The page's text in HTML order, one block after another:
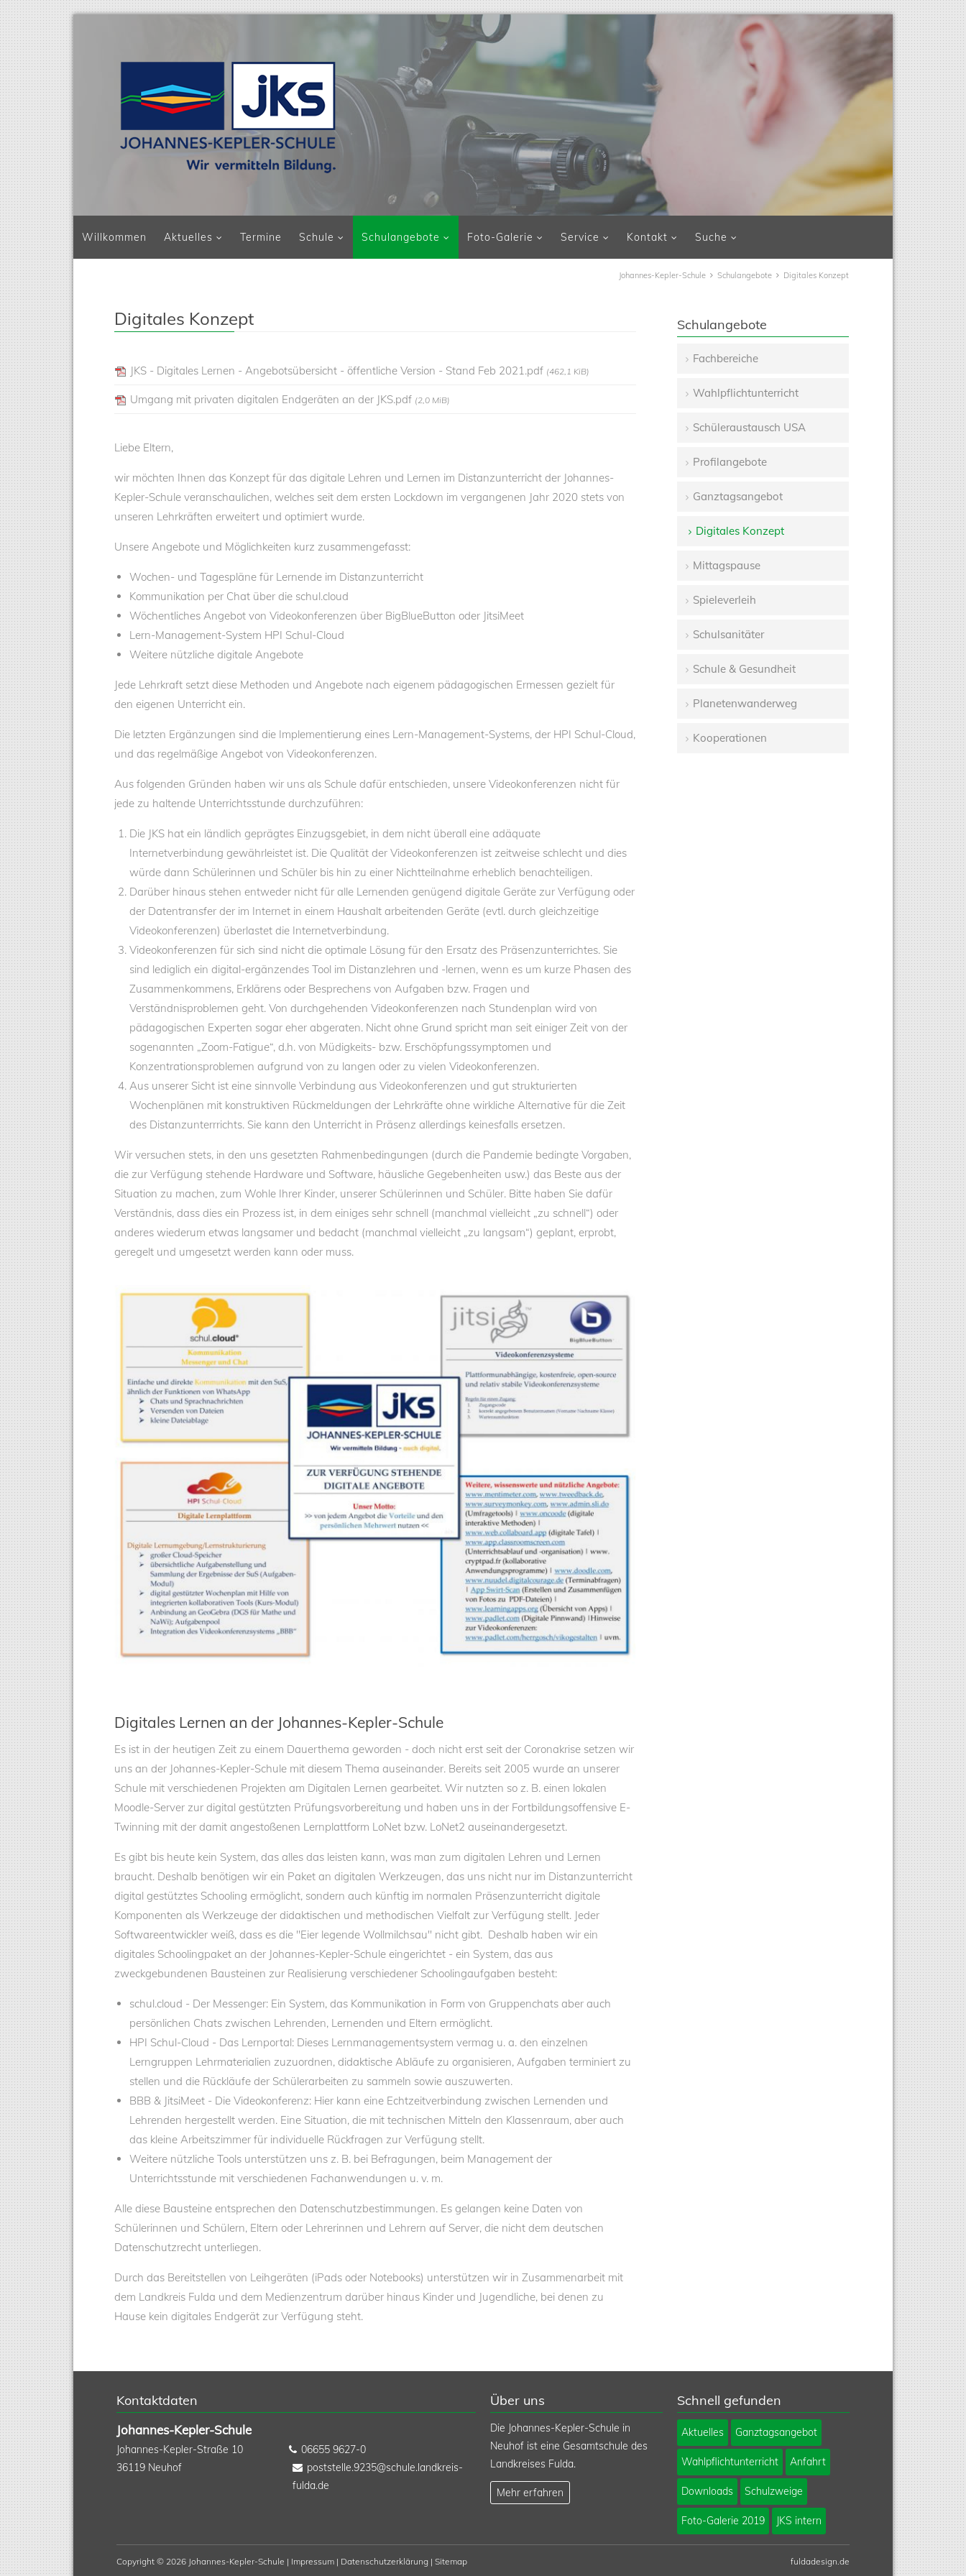
Navigation überspringen
Willkommen Aktuelles Termine Schule Schulangebote Foto-Galerie Service Kontakt Suche
Johannes-Kepler-Schule Schulangebote Digitales Konzept
Digitales Konzept
JKS - Digitales Lernen - Angebotsübersicht - öffentliche Version - Stand Feb 2021.pdf (462,1 KiB)
Umgang mit privaten digitalen Endgeräten an der JKS.pdf (2,0 MiB)
Liebe Eltern,
wir möchten Ihnen das Konzept für das digitale Lehren und Lernen im Distanzunterricht der Johannes-
Kepler-Schule veranschaulichen, welches seit dem ersten Lockdown im vergangenen Jahr 2020 stets von
unseren Lehrkräften erweitert und optimiert wurde.
Unsere Angebote und Möglichkeiten kurz zusammengefasst:
Wochen- und Tagespläne für Lernende im Distanzunterricht
Kommunikation per Chat über die schul.cloud
Wöchentliches Angebot von Videokonferenzen über BigBlueButton oder JitsiMeet
Lern-Management-System HPI Schul-Cloud
Weitere nützliche digitale Angebote
Jede Lehrkraft setzt diese Methoden und Angebote nach eigenem pädagogischen Ermessen gezielt für
den eigenen Unterricht ein.
Die letzten Ergänzungen sind die Implementierung eines Lern-Management-Systems, der HPI Schul-Cloud,
und das regelmäßige Angebot von Videokonferenzen.
Aus folgenden Gründen haben wir uns als Schule dafür entschieden, unsere Videokonferenzen nicht für
jede zu haltende Unterrichtsstunde durchzuführen:
Die JKS hat ein ländlich geprägtes Einzugsgebiet, in dem nicht überall eine adäquate
Internetverbindung gewährleistet ist. Die Qualität der Videokonferenzen ist zeitweise schlecht und dies
würde dann Schülerinnen und Schüler bis hin zu einer Nichtteilnahme erheblich benachteiligen.
Darüber hinaus stehen entweder nicht für alle Lernenden genügend digitale Geräte zur Verfügung oder
der Datentransfer der im Internet in einem Haushalt arbeitenden Geräte (evtl. durch gleichzeitige
Videokonferenzen) überlastet die Internetverbindung.
Videokonferenzen für sich sind nicht die optimale Lösung für den Ersatz des Präsenzunterrichtes. Sie
sind lediglich ein digital-ergänzendes Tool im Distanzlehren und -lernen, wenn es um kurze Phasen des
Zusammenkommens, Erklärens oder Besprechens von Aufgaben bzw. Fragen und
Verständnisproblemen geht. Von durchgehenden Videokonferenzen nach Stundenplan wird von
pädagogischen Experten sogar eher abgeraten. Nicht ohne Grund spricht man seit einiger Zeit von der
sogenannten „Zoom-Fatigue“, d.h. von Müdigkeits- bzw. Erschöpfungssymptomen und
Konzentrationsproblemen aufgrund von zu langen oder zu vielen Videokonferenzen.
Aus unserer Sicht ist eine sinnvolle Verbindung aus Videokonferenzen und gut strukturierten
Wochenplänen mit konstruktiven Rückmeldungen der Lehrkräfte ohne wirkliche Alternative für die Zeit
des Distanzunterrrichts. Sie kann den Unterricht in Präsenz allerdings keinesfalls ersetzen.
Wir versuchen stets, in den uns gesetzten Rahmenbedingungen (durch die Pandemie bedingte Vorgaben,
die zur Verfügung stehende Hardware und Software, häusliche Gegebenheiten usw.) das Beste aus der
Situation zu machen, zum Wohle Ihrer Kinder, unserer Schülerinnen und Schüler. Bitte haben Sie dafür
Verständnis, dass dies ein Prozess ist, in dem einiges sehr schnell (manchmal vielleicht „zu schnell“) oder
anderes wiederum etwas langsamer und bedacht (manchmal vielleicht „zu langsam“) geplant, erprobt,
geregelt und umgesetzt werden kann oder muss.
Digitales Lernen an der Johannes-Kepler-Schule
Es ist in der heutigen Zeit zu einem Dauerthema geworden - doch nicht erst seit der Coronakrise setzen wir
uns an der Johannes-Kepler-Schule mit diesem Thema auseinander. Bereits seit 2005 wurde an unserer
Schule mit verschiedenen Projekten am Digitalen Lernen gearbeitet. Wir nutzten so z. B. einen lokalen
Moodle-Server zur digital gestützten Prüfungsvorbereitung und haben uns in der Fortbildungsoffensive E-
Twinning mit der damit angestoßenen Lernplattform LoNet bzw. LoNet2 auseinandergesetzt.
Es gibt bis heute kein System, das alles das leisten kann, was man zum digitalen Lehren und Lernen
braucht. Deshalb benötigen wir ein Paket an digitalen Werkzeugen, das uns nicht nur im Distanzunterricht
digital gestütztes Schooling ermöglicht, sondern auch künftig im normalen Präsenzunterricht digitale
Komponenten als Werkzeuge der didaktischen und methodischen Vielfalt zur Verfügung stellt. Jeder
Softwareentwickler weiß, dass es die "Eier legende Wollmilchsau" nicht gibt. Deshalb haben wir ein
digitales Schoolingpaket an der Johannes-Kepler-Schule eingerichtet - ein System, das aus
zweckgebundenen Bausteinen zur Realisierung verschiedener Schoolingaufgaben besteht:
schul.cloud - Der Messenger: Ein System, das Kommunikation in Form von Gruppenchats aber auch
persönlichen Chats zwischen Lehrenden, Lernenden und Eltern ermöglicht.
HPI Schul-Cloud - Das Lernportal: Dieses Lernmanagementsystem vermag u. a. den einzelnen
Lerngruppen Lehrmaterialien zuzuordnen, didaktische Abläufe zu organisieren, Aufgaben terminiert zu
stellen und die Rückläufe der Schülerarbeiten zu sammeln sowie auszuwerten.
BBB & JitsiMeet - Die Videokonferenz: Hier kann eine Echtzeitverbindung zwischen Lernenden und
Lehrenden hergestellt werden. Eine Situation, die mit technischen Mitteln den Klassenraum, aber auch
das kleine Arbeitszimmer für individuelle Rückfragen zur Verfügung stellt.
Weitere nützliche Tools unterstützen uns z. B. bei Befragungen, beim Management der
Unterrichtsstunde mit verschiedenen Fachanwendungen u. v. m.
Alle diese Bausteine entsprechen den Datenschutzbestimmungen. Es gelangen keine Daten von
Schülerinnen und Schülern, Eltern oder Lehrerinnen und Lehrern auf Server, die nicht dem deutschen
Datenschutzrecht unterliegen.
Durch das Bereitstellen von Leihgeräten (iPads oder Notebooks) unterstützen wir in Zusammenarbeit mit
dem Landkreis Fulda und dem Medienzentrum darüber hinaus Kinder und Jugendliche, bei denen zu
Hause kein digitales Endgerät zur Verfügung steht.
Schulangebote
überspringen
Fachbereiche
Wahlpflichtunterricht
Schüleraustausch USA
Profilangebote
Ganztagsangebot
Digitales Konzept
Mittagspause
Spieleverleih
Schulsanitäter
Schule & Gesundheit
Planetenwanderweg
Kooperationen
Kontaktdaten
Johannes-Kepler-Schule
Johannes-Kepler-Straße 10
36119 Neuhof
06655 9627-0
poststelle.9235@schule.landkreis-
fulda.de
Über uns
Die Johannes-Kepler-Schule in
Neuhof ist eine Gesamtschule des
Landkreises Fulda.
Mehr erfahren
Schnell gefunden
Navigation
überspringen
Aktuelles Ganztagsangebot
Wahlpflichtunterricht Anfahrt
Downloads Schulzweige
Foto-Galerie 2019 JKS intern
Copyright © 2026 Johannes-Kepler-Schule | Impressum | Datenschutzerklärung |Sitemap fuldadesign.de